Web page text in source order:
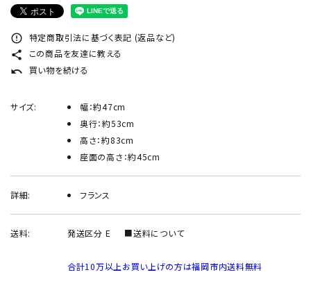
meeting_room person
error_outline 特定商取引法に基づく表記 (返品など)
share この商品を友達に教える
undo 買い物を続ける
サイズ:
幅：約47cm
奥行：約53cm
高さ：約83cm
座面の高さ：約45cm
詳細: フランス
送料: 発送区分 E ■送料について
合計10万以上お買い上げの方は福岡市内送料無料